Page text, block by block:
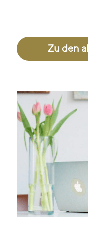
Zu den